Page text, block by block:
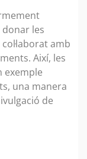
les
amb
Així, les
exemple
una manera
de